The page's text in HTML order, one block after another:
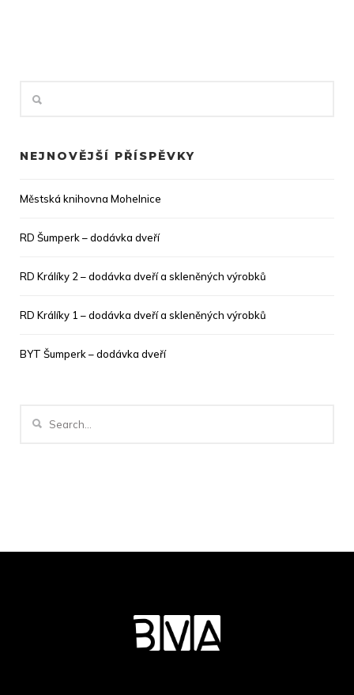
NEJNOVĚJŠÍ PŘÍSPĚVKY
Městská knihovna Mohelnice
RD Šumperk – dodávka dveří
RD Králíky 2 – dodávka dveří a skleněných výrobků
RD Králíky 1 – dodávka dveří a skleněných výrobků
BYT Šumperk – dodávka dveří